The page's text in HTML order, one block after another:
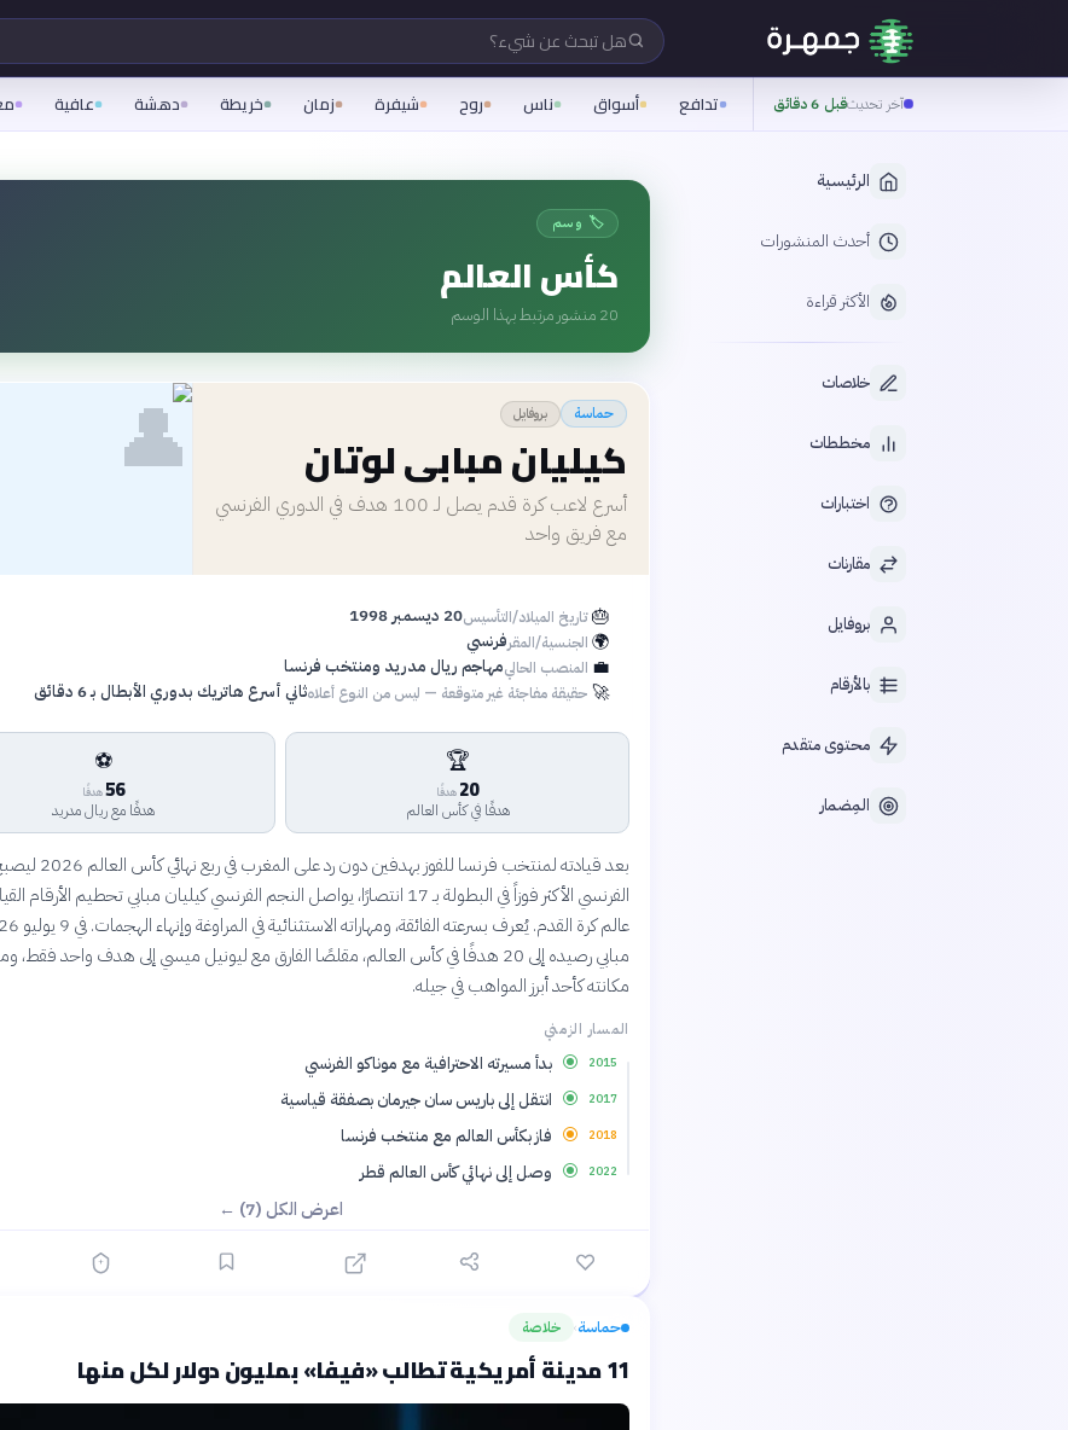
هل تبحث عن شيء؟
آخر تحديثقبل 6 دقائق تدافع أسواق ناس روح شيفرة زمان خريطة دهشة عافية
الرئيسية
أحدث المنشورات
الأكثر قراءة
خلاصات
مخططات
اختبارات
مقارنات
بروفايل
بالأرقام
محتوى متقدم
المِضمار
🏷️ وسم
كأس العالم
20 منشور مرتبط بهذا الوسم
حماسة بروفايل
كيليان مبابي لوتان
أسرع لاعب كرة قدم يصل لـ 100 هدف في الدوري الفرنسي
مع فريق واحد
👤
🎂تاريخ الميلاد/التأسيس20 ديسمبر 1998
🌍 الجنسية/المقرفرنسي
💼 المنصب الحاليمهاجم ريال مدريد ومنتخب فرنسا
🚀 حقيقة مفاجئة غير متوقعة — ليس من النوع أعلاهثاني أسرع هاتريك بدوري الأبطال بـ 6 دقائق
🏆
20 هدفًا
هدفًا في كأس العالم
⚽
56هدفًا
هدفًا مع ريال مدريد
بعد قيادته لمنتخب فرنسا للفوز
الفرنسي الأكثر فوزاً في البطولة بـ 17 انتصارًا، يواصل النجم الفرنسي كيليان مبابي تحطيم الأرقام
مبابي رصيده إلى 20 هدفًا في كأس العالم، مقلصًا الفارق مع ليونيل ميسي إلى هدف واحد فقط،
مكانته كأحد أبرز المواهب في جيله.
المسار الزمني
2015 بدأ مسيرته الاحترافية مع موناكو الفرنسي
2017 انتقل إلى باريس سان جيرمان بصفقة قياسية
2018 فاز بكأس العالم مع منتخب فرنسا
2022 وصل إلى نهائي كأس العالم قطر
اعرض الكل (7) ←
حماسة› خلاصة
11 مدينة أمريكية تطالب «فيفا» بمليون دولار لكل منها